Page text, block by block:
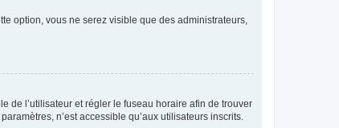
option, vous ne serez visible que des administrateurs,
de l’utilisateur et régler le fuseau horaire afin de trouver
n’est accessible qu’aux utilisateurs inscrits.